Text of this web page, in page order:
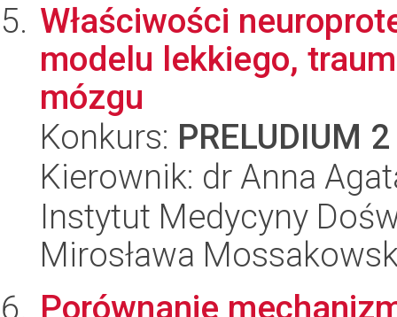
Właściwości
modelu lekkiego,
mózgu
Konkurs: PRELUDIUM 2
Kierownik: dr Anna
Instytut Medycyny
Mirosława
Porównanie